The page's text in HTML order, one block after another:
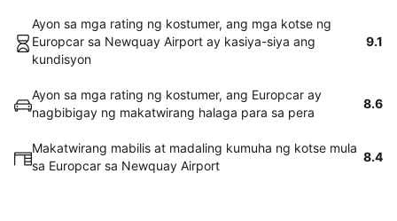
Ayon sa mga rating ng kostumer, ang mga kotse ng
Europcar sa Newquay Airport ay kasiya-siya ang
kundisyon
9.1
Ayon sa mga rating ng kostumer, ang Europcar ay
nagbibigay ng makatwirang halaga para sa pera
8.6
Makatwirang mabilis at madaling kumuha ng kotse mula
sa Europcar sa Newquay Airport
8.4